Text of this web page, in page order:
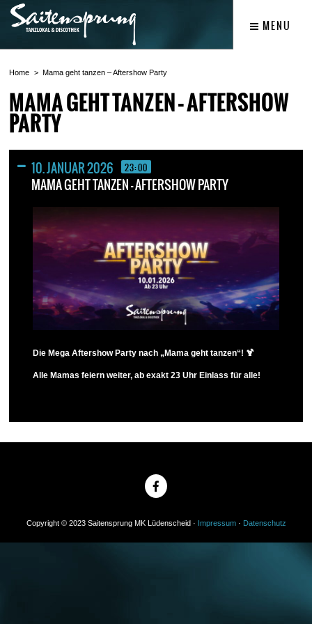
MENU
Home Mama geht tanzen – Aftershow Party
MAMA GEHT TANZEN – AFTERSHOW
PARTY
10. JANUAR 2026 23:00
MAMA GEHT TANZEN – AFTERSHOW PARTY
Die Mega Aftershow Party nach „Mama geht tanzen“! 🍹
Alle Mamas feiern weiter, ab exakt 23 Uhr Einlass für alle!
Copyright © 2023 Saitensprung MK Lüdenscheid · Impressum· Datenschutz